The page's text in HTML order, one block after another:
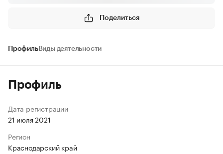
Поделиться
ПрофильВиды деятельности
Профиль
Дата регистрации
21 июля 2021
Регион
Краснодарский край